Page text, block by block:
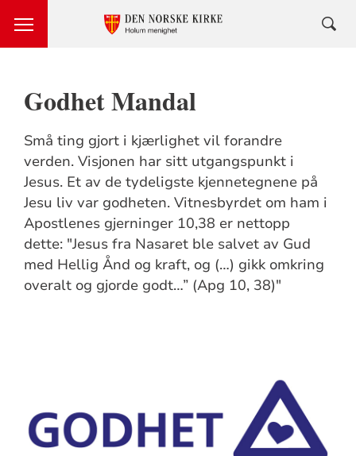
Godhet Mandal
Små ting gjort i kjærlighet vil forandre
verden. Visjonen har sitt utgangspunkt i
Jesus. Et av de tydeligste kjennetegnene på
Jesu liv var godheten. Vitnesbyrdet om ham i
Apostlenes gjerninger 10,38 er nettopp
dette: "Jesus fra Nasaret ble salvet av Gud
med Hellig Ånd og kraft, og (…) gikk omkring
overalt og gjorde godt…” (Apg 10, 38)"